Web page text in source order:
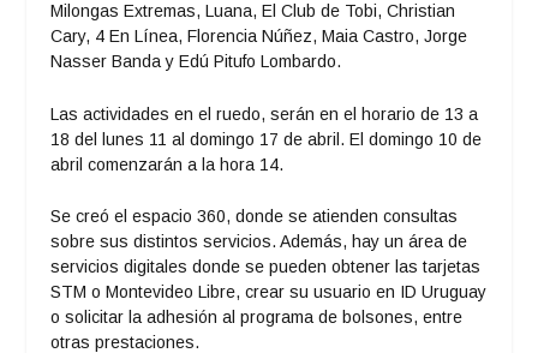
Milongas Extremas, Luana, El Club de Tobi, Christian
Cary, 4 En Línea, Florencia Núñez, Maia Castro, Jorge
Nasser Banda y Edú Pitufo Lombardo.
Las actividades en el ruedo, serán en el horario de 13 a
18 del lunes 11 al domingo 17 de abril. El domingo 10 de
abril comenzarán a la hora 14.
Se creó el espacio 360, donde se atienden consultas
sobre sus distintos servicios. Además, hay un área de
servicios digitales donde se pueden obtener las tarjetas
STM o Montevideo Libre, crear su usuario en ID Uruguay
o solicitar la adhesión al programa de bolsones, entre
otras prestaciones.